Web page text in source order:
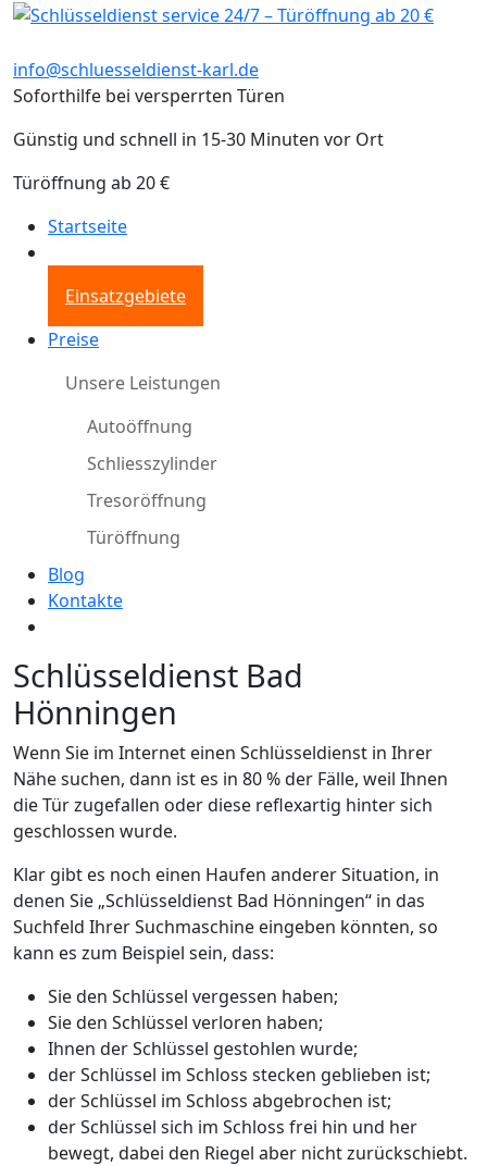
info@schluesseldienst-karl.de
Soforthilfe bei versperrten Türen
Günstig und schnell in 15-30 Minuten vor Ort
Türöffnung ab 20 €
Startseite
Einsatzgebiete
Preise
Unsere Leistungen
Autoöffnung
Schliesszylinder
Tresoröffnung
Türöffnung
Blog
Kontakte
Schlüsseldienst Bad
Hönningen
Wenn Sie im Internet einen Schlüsseldienst in Ihrer
Nähe suchen, dann ist es in 80 % der Fälle, weil Ihnen
die Tür zugefallen oder diese reflexartig hinter sich
geschlossen wurde.
Klar gibt es noch einen Haufen anderer Situation, in
denen Sie „Schlüsseldienst Bad Hönningen“ in das
Suchfeld Ihrer Suchmaschine eingeben könnten, so
kann es zum Beispiel sein, dass:
Sie den Schlüssel vergessen haben;
Sie den Schlüssel verloren haben;
Ihnen der Schlüssel gestohlen wurde;
der Schlüssel im Schloss stecken geblieben ist;
der Schlüssel im Schloss abgebrochen ist;
der Schlüssel sich im Schloss frei hin und her
bewegt, dabei den Riegel aber nicht zurückschiebt.